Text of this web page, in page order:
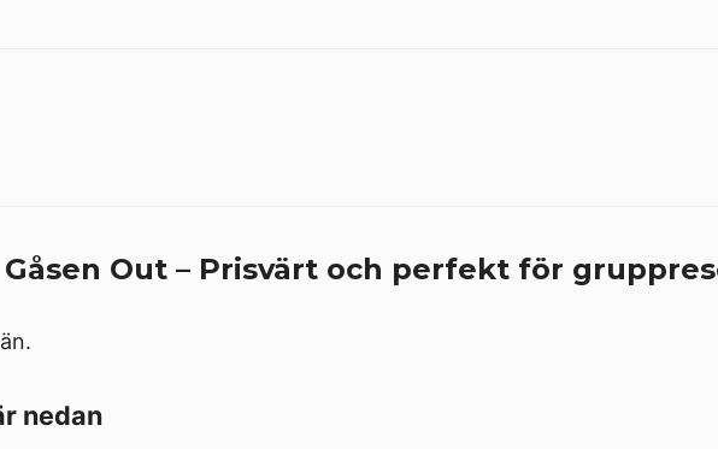
Out – Prisvärt och perfekt för
nedan